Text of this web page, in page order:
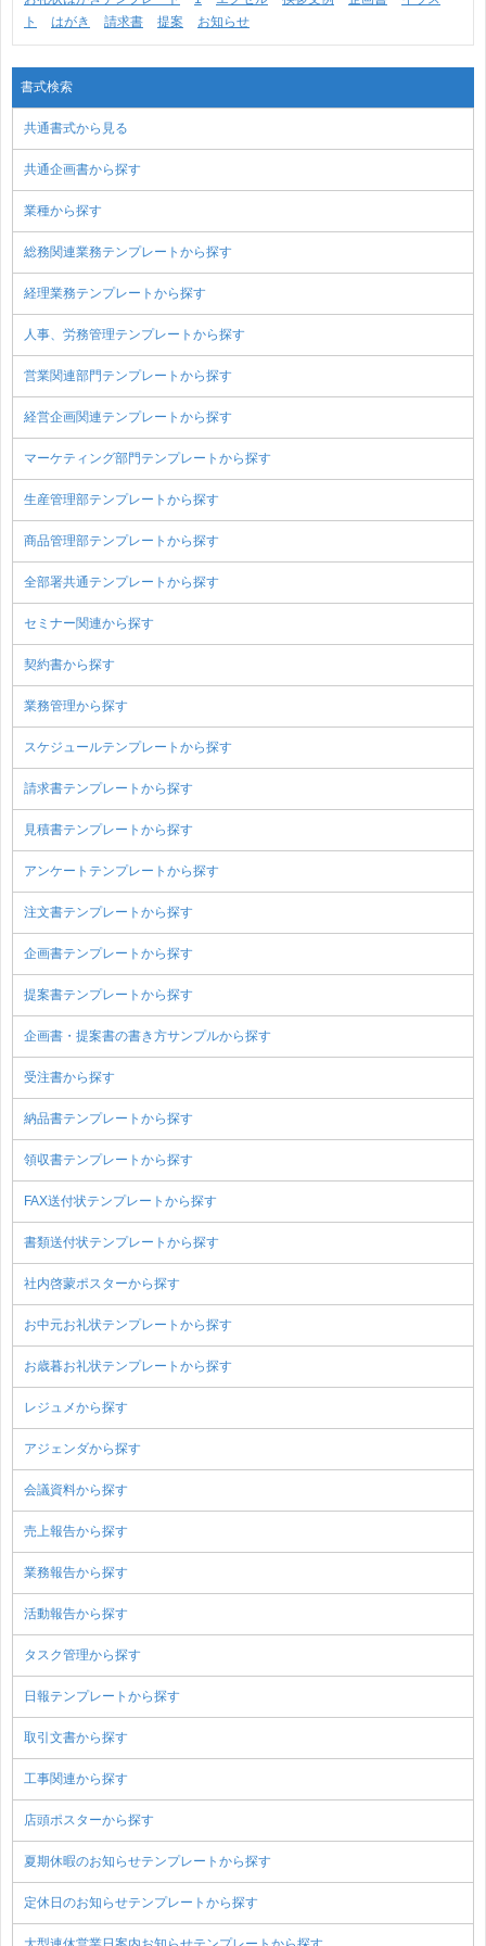
ト
はがき 請求書 提案 お知らせ
書式検索
共通書式から見る
共通企画書から探す
業種から探す
総務関連業務テンプレートから探す
経理業務テンプレートから探す
人事、労務管理テンプレートから探す
営業関連部門テンプレートから探す
経営企画関連テンプレートから探す
マーケティング部門テンプレートから探す
生産管理部テンプレートから探す
商品管理部テンプレートから探す
全部署共通テンプレートから探す
セミナー関連から探す
契約書から探す
業務管理から探す
スケジュールテンプレートから探す
請求書テンプレートから探す
見積書テンプレートから探す
アンケートテンプレートから探す
注文書テンプレートから探す
企画書テンプレートから探す
提案書テンプレートから探す
企画書・提案書の書き方サンプルから探す
受注書から探す
納品書テンプレートから探す
領収書テンプレートから探す
FAX送付状テンプレートから探す
書類送付状テンプレートから探す
社内啓蒙ポスターから探す
お中元お礼状テンプレートから探す
お歳暮お礼状テンプレートから探す
レジュメから探す
アジェンダから探す
会議資料から探す
売上報告から探す
業務報告から探す
活動報告から探す
タスク管理から探す
日報テンプレートから探す
取引文書から探す
工事関連から探す
店頭ポスターから探す
夏期休暇のお知らせテンプレートから探す
定休日のお知らせテンプレートから探す